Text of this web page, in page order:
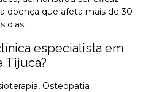
doença que afeta mais de 30
dias.
especialista em
Tijuca?
Osteopatia